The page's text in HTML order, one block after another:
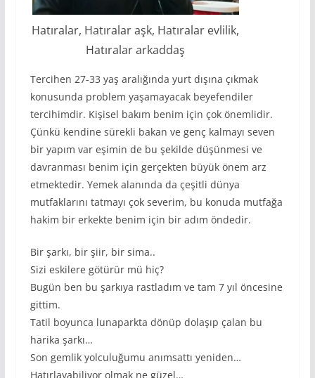
Hatıralar, Hatıralar aşk, Hatıralar evlilik,
Hatıralar arkaddaş
Tercihen 27-33 yaş aralığında yurt dışına çıkmak
konusunda problem yaşamayacak beyefendiler
tercihimdir. Kişisel bakım benim için çok önemlidir.
Çünkü kendine sürekli bakan ve genç kalmayı seven
bir yapım var eşimin de bu şekilde düşünmesi ve
davranması benim için gerçekten büyük önem arz
etmektedir. Yemek alanında da çeşitli dünya
mutfaklarını tatmayı çok severim, bu konuda mutfağa
hakim bir erkekte benim için bir adım öndedir.
Bir şarkı, bir şiir, bir sima..
Sizi eskilere götürür mü hiç?
Bugün ben bu şarkıya rastladım ve tam 7 yıl öncesine
gittim.
Tatil boyunca lunaparkta dönüp dolaşıp çalan bu
harika şarkı…
Son gemlik yolculuğumu anımsattı yeniden…
Hatırlayabiliyor olmak ne güzel…